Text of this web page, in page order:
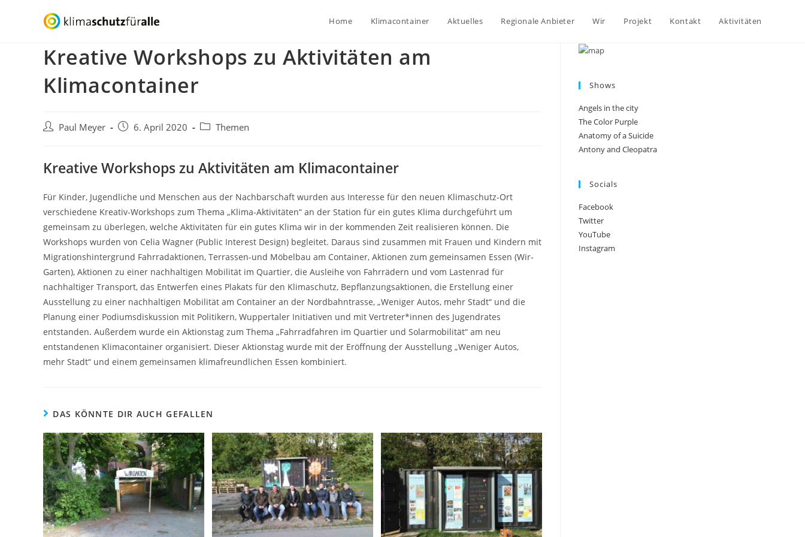
Home Klimacontainer Aktuelles Regionale Anbieter Wir Projekt Kontakt Aktivitäten
Kreative Workshops zu Aktivitäten am
Klimacontainer
Beitrags-Paul Meyer
Beitrag6. April 2020
Beitrags-
Themen
Kreative Workshops zu Aktivitäten am Klimacontainer
Für Kinder, Jugendliche und Menschen aus der Nachbarschaft wurden aus Interesse für den neuen Klimaschutz-Ort
verschiedene Kreativ-Workshops zum Thema „Klima-Aktivitäten“ an der Station für ein gutes Klima durchgeführt um
gemeinsam zu überlegen, welche Aktivitäten für ein gutes Klima wir in der kommenden Zeit realisieren können. Die
Workshops wurden von Celia Wagner (Public Interest Design) begleitet. Daraus sind zusammen mit Frauen und Kindern mit
Migrationshintergrund Fahrradaktionen, Terrassen-und Möbelbau am Container, Aktionen zum gemeinsamen Essen (Wir-
Garten), Aktionen zu einer nachhaltigen Mobilität im Quartier, die Ausleihe von Fahrrädern und vom Lastenrad für
nachhaltiger Transport, das Entwerfen eines Plakats für den Klimaschutz, Bepflanzungsaktionen, die Erstellung einer
Ausstellung zu einer nachhaltigen Mobilität am Container an der Nordbahntrasse‚ „Weniger Autos, mehr Stadt“ und die
Planung einer Podiumsdiskussion mit Politikern, Wuppertaler Initiativen und mit Vertreter*innen des Jugendrates
entstanden. Außerdem wurde ein Aktionstag zum Thema „Fahrradfahren im Quartier und Solarmobilität“ am neu
entstandenen Klimacontainer organisiert. Dieser Aktionstag wurde mit der Eröffnung der Ausstellung „Weniger Autos,
mehr Stadt“ und einem gemeinsamen klimafreundlichen Essen kombiniert.
DAS KÖNNTE DIR AUCH GEFALLEN
Shows
Angels in the city
The Color Purple
Anatomy of a Suicide
Antony and Cleopatra
Socials
Facebook
Twitter
YouTube
Instagram